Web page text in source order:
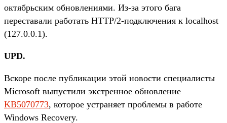
октябрьским обновлениями. Из-за этого бага
переставали работать HTTP/2-подключения к localhost
(127.0.0.1).
UPD.
Вскоре после публикации этой новости специалисты
Microsoft выпустили экстренное обновление
KB5070773, которое устраняет проблемы в работе
Windows Recovery.